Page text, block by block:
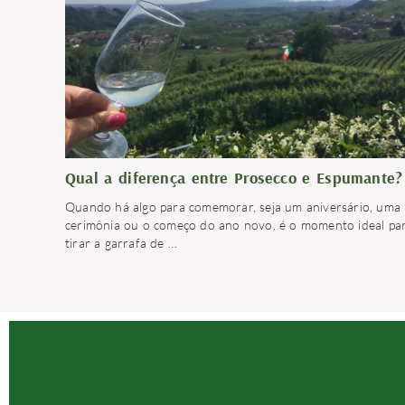
Qual a diferença entre Prosecco e Espumante?
Quando há algo para comemorar, seja um aniversário, uma
cerimônia ou o começo do ano novo, é o momento ideal
tirar a garrafa de